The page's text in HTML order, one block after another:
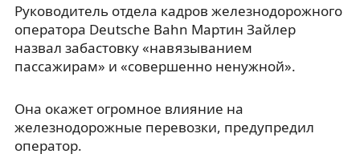
Руководитель отдела кадров железнодорожного
оператора Deutsche Bahn Мартин Зайлер
назвал забастовку «навязыванием
пассажирам» и «совершенно ненужной».
Она окажет огромное влияние на
железнодорожные перевозки, предупредил
оператор.